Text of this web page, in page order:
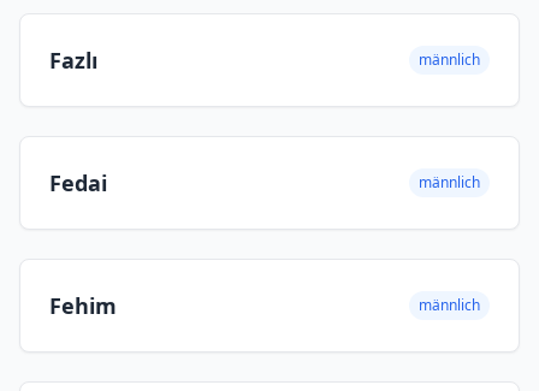
Fazlı männlich
Fedai männlich
Fehim männlich